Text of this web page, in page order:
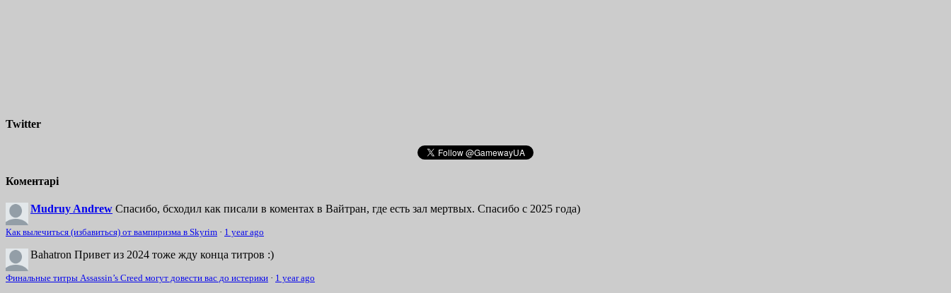
Twitter
Коментарі
Mudruy Andrew Спасибо, бсходил как писали в коментах в Вайтран, где есть зал мертвых. Спасибо с 2025 года)
Как вылечиться (избавиться) от вампиризма в Skyrim · 1 year ago
Bahatron Привет из 2024 тоже жду конца титров :)
Финальные титры Assassin’s Creed могут довести вас до истерики · 1 year ago